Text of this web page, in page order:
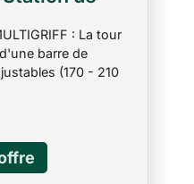
avec
réglable,
avec Charge
: La tour
barre de
(170 - 210
taille. STATION DE
les pompes. Vous
exercices préférés